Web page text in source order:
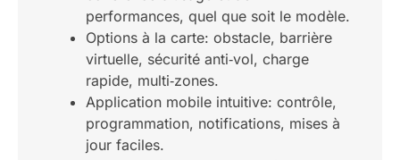
performances, quel que soit le modèle.
Options à la carte: obstacle, barrière
virtuelle, sécurité anti‑vol, charge
rapide, multi‑zones.
Application mobile intuitive: contrôle,
programmation, notifications, mises à
jour faciles.